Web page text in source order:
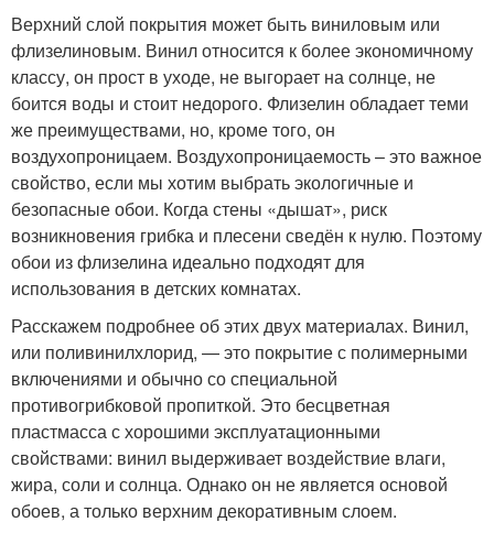
Верхний слой покрытия может быть виниловым или
флизелиновым. Винил относится к более экономичному
классу, он прост в уходе, не выгорает на солнце, не
боится воды и стоит недорого. Флизелин обладает теми
же преимуществами, но, кроме того, он
воздухопроницаем. Воздухопроницаемость – это важное
свойство, если мы хотим выбрать экологичные и
безопасные обои. Когда стены «дышат», риск
возникновения грибка и плесени сведён к нулю. Поэтому
обои из флизелина идеально подходят для
использования в детских комнатах.
Расскажем подробнее об этих двух материалах. Винил,
или поливинилхлорид, — это покрытие с полимерными
включениями и обычно со специальной
противогрибковой пропиткой. Это бесцветная
пластмасса с хорошими эксплуатационными
свойствами: винил выдерживает воздействие влаги,
жира, соли и солнца. Однако он не является основой
обоев, а только верхним декоративным слоем.